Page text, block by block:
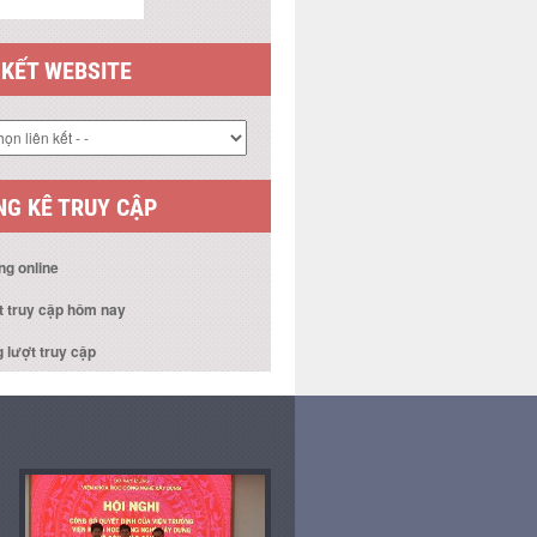
WEBSITE
KÊ TRUY CẬP
online
cập hôm nay